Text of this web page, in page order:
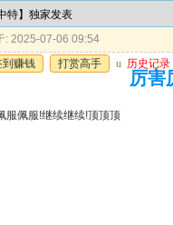
特】独家发表
: 2025-07-06 09:54
到赚钱
打赏高手 u 历史记录
厉害
服佩服!继续继续!顶顶顶